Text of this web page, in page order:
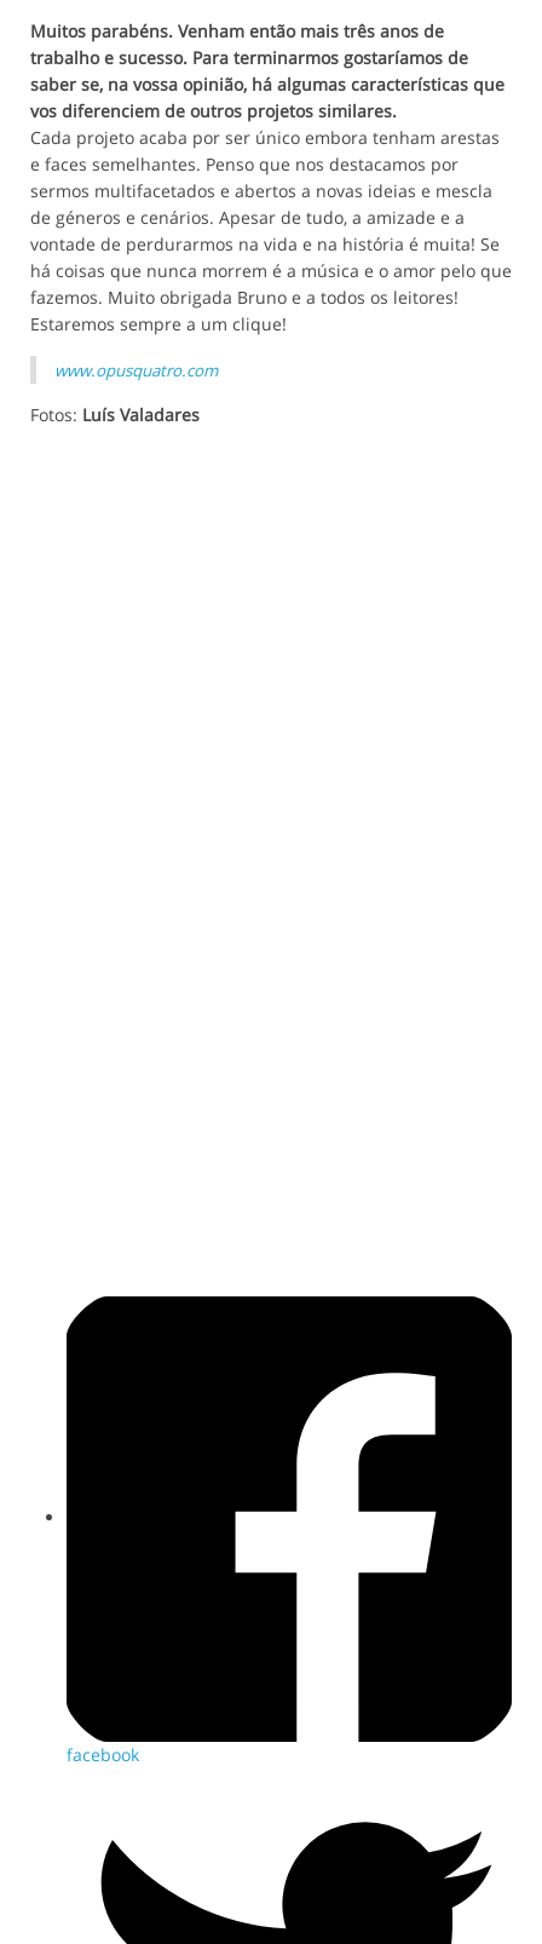
Muitos parabéns. Venham então mais três anos de
trabalho e sucesso. Para terminarmos gostaríamos de
saber se, na vossa opinião, há algumas características que
vos diferenciem de outros projetos similares.
Cada projeto acaba por ser único embora tenham arestas
e faces semelhantes. Penso que nos destacamos por
sermos multifacetados e abertos a novas ideias e mescla
de géneros e cenários. Apesar de tudo, a amizade e a
vontade de perdurarmos na vida e na história é muita! Se
há coisas que nunca morrem é a música e o amor pelo que
fazemos. Muito obrigada Bruno e a todos os leitores!
Estaremos sempre a um clique!
www.opusquatro.com
Fotos: Luís Valadares
facebook